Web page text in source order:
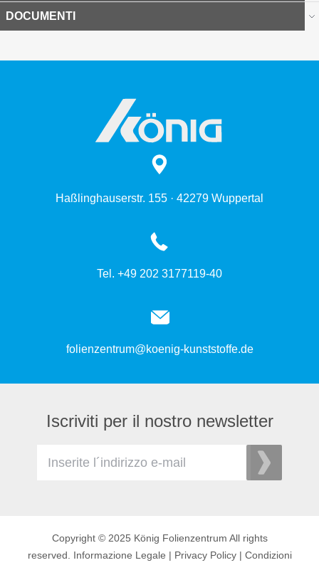
DOCUMENTI
Haßlinghauserstr. 155 · 42279 Wuppertal
Tel. +49 202 3177119-40
folienzentrum@koenig-kunststoffe.de
Iscriviti per il nostro newsletter
Copyright © 2025 König Folienzentrum All rights
reserved.
Informazione Legale Privacy Policy| Condizioni